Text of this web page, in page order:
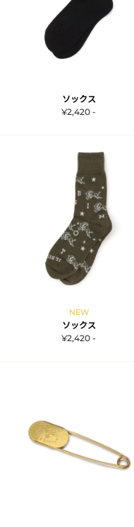
ソックス
¥2,420 -
NEW
ソックス
¥2,420 -